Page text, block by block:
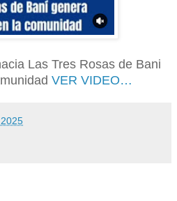
Las Tres Rosas de Bani
VER VIDEO…